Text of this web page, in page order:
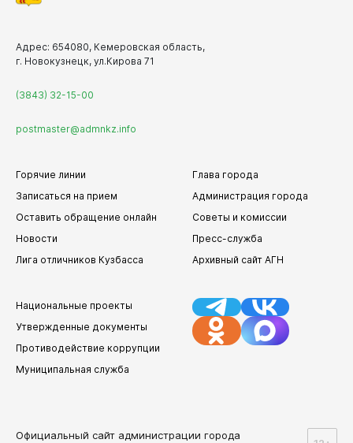
Адрес: 654080, Кемеровская область,
г. Новокузнецк, ул.Кирова 71
(3843) 32-15-00
postmaster@admnkz.info
Горячие линии
Записаться на прием
Оставить обращение онлайн
Новости
Лига отличников Кузбасса
Глава города
Администрация города
Советы и комиссии
Пресс-служба
Архивный сайт АГН
Национальные проекты
Утвержденные документы
Противодействие коррупции
Муниципальная служба
Официальный сайт администрации города